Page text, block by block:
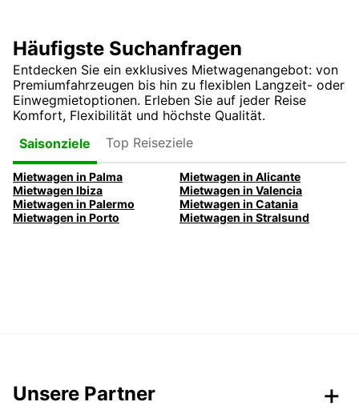
Häufigste Suchanfragen
Entdecken Sie ein exklusives Mietwagenangebot: von
Premiumfahrzeugen bis hin zu flexiblen Langzeit- oder
Einwegmietoptionen. Erleben Sie auf jeder Reise
Komfort, Flexibilität und höchste Qualität.
Saisonziele
Top Reiseziele
Mietwagen in Palma
Mietwagen in Alicante
Mietwagen Ibiza
Mietwagen in Valencia
Mietwagen in Palermo
Mietwagen in Catania
Mietwagen in Porto
Mietwagen in Stralsund
Unsere Partner